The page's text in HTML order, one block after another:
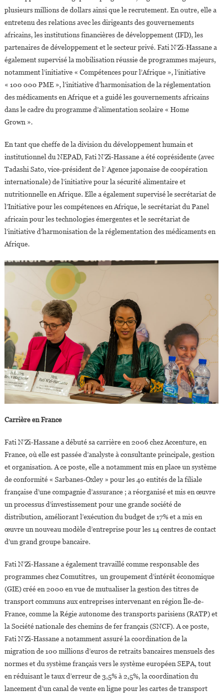
plusieurs millions de dollars ainsi que le recrutement. En outre, elle a
entretenu des relations avec les dirigeants des gouvernements
africains, les institutions financières de développement (IFD), les
partenaires de développement et le secteur privé. Fati N’Zi-Hassane a
également supervisé la mobilisation réussie de programmes majeurs,
notamment l’initiative « Compétences pour l’Afrique », l’initiative
« 100 000 PME », l’initiative d’harmonisation de la réglementation
des médicaments en Afrique et a guidé les gouvernements africains
dans le cadre du programme d’alimentation scolaire « Home
Grown ».
En tant que cheffe de la division du développement humain et
institutionnel du NEPAD, Fati N’Zi-Hassane a été coprésidente (avec
Tadashi Sato, vice-président de l’ Agence japonaise de coopération
internationale) de l’initiative pour la sécurité alimentaire et
nutritionnelle en Afrique. Elle a également supervisé le secrétariat de
l’Initiative pour les compétences en Afrique, le secrétariat du Panel
africain pour les technologies émergentes et le secrétariat de
l’initiative d’harmonisation de la réglementation des médicaments en
Afrique.
Carrière en France
Fati N’Zi-Hassane a débuté sa carrière en 2006 chez Accenture, en
France, où elle est passée d’analyste à consultante principale, gestion
et organisation. A ce poste, elle a notamment mis en place un système
de conformité « Sarbanes-Oxley » pour les 40 entités de la filiale
française d’une compagnie d’assurance ; a réorganisé et mis en œuvre
un processus d’investissement pour une grande société de
distribution, améliorant l’exécution du budget de 17% et a mis en
œuvre un nouveau modèle d’entreprise pour les 14 centres de contact
d’un grand groupe bancaire.
Fati N’Zi-Hassane a également travaillé comme responsable des
programmes chez Comutitres, un groupement d’intérêt économique
(GIE) créé en 2000 en vue de mutualiser la gestion des titres de
transport communs aux entreprises intervenant en région Île-de-
France, comme la Régie autonome des transports parisiens (RATP) et
la Société nationale des chemins de fer français (SNCF). A ce poste,
Fati N’Zi-Hassane a notamment assuré la coordination de la
migration de 100 millions d’euros de retraits bancaires mensuels des
normes et du système français vers le système européen SEPA, tout
en réduisant le taux d’erreur de 3,5% à 2,5%, la coordination du
lancement d’un canal de vente en ligne pour les cartes de transport